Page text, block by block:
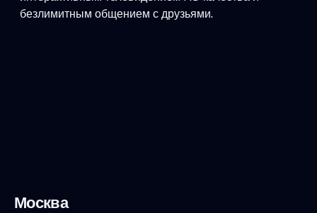
безлимитным общением с друзьями.
Москва